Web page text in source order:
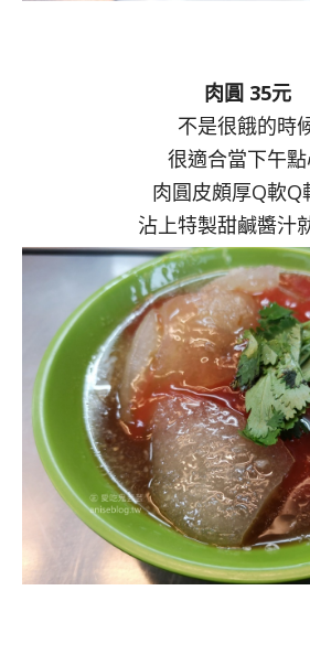
肉圓 35元
不是很餓的時
很適合當下午
肉圓皮頗厚Q軟Q
沾上特製甜鹹醬汁